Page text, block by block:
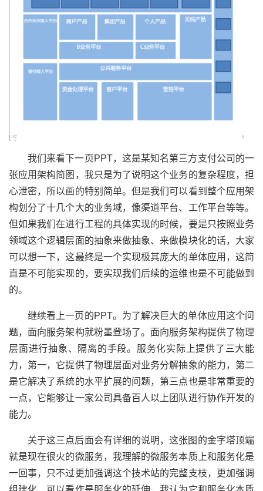
我们来看下一页PPT，这是某知名第三方支付公司的一
张应用架构简图，我只是为了说明这个业务的复杂程度，担
心泄密，所以画的特别简单。但是我们可以看到整个应用架
构划分了十几个大的业务域，像渠道平台、工作平台等等。
但如果我们在进行工程的具体实现的时候，要是只按照业务
领域这个逻辑层面的抽象来做抽象、来做模块化的话，大家
可以想一下，这最终是一个实现极其庞大的单体应用，这简
直是不可能实现的，要实现我们后续的运维也是不可能做到
的。
继续看上一页的PPT。为了解决巨大的单体应用这个问
题，面向服务架构就粉墨登场了。面向服务架构提供了物理
层面进行抽象、隔离的手段。服务化实际上提供了三大能
力，第一，它提供了物理层面对业务分解抽象的能力，第二
是它解决了系统的水平扩展的问题，第三点也是非常重要的
一点，它能够让一家公司具备百人以上团队进行协作开发的
能力。
关于这三点后面会有详细的说明，这张图的金字塔顶端
就是现在很火的微服务，我理解的微服务本质上和服务化是
一回事，只不过更加强调这个技术站的完整支枝，更加强调